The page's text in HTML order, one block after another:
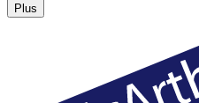
Plus